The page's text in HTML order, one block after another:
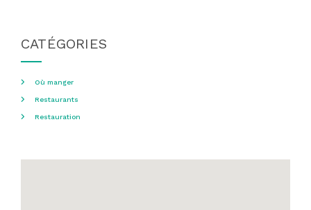
CATÉGORIES
Où manger
Restaurants
Restauration